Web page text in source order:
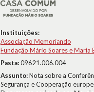
Instituições:
Associação Memoriando
Fundação Mário Soares e Maria
Pasta:09621.006.004
Assunto:Nota sobre a
Segurança e Cooperação